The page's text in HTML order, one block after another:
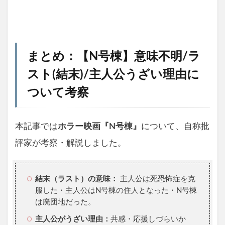
まとめ：【N号棟】意味不明/ラ
スト(結末)/主人公うざい理由に
ついて考察
本記事ではホラー映画『N号棟』 について、自称批
評家が考察・解説しました。
結末（ラスト）の意味：
主人公は死恐怖症を克
服した・主人公はN号棟の住人となった・N号棟
は廃団地だった。
主人公がうざい理由： 共感・応援しづらいか